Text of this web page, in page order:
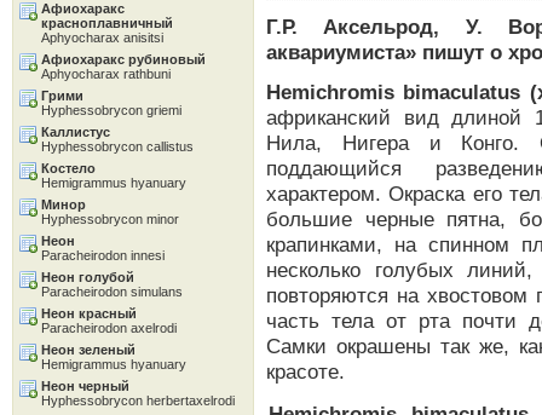
Г.Р. Аксельрод, У.
аквариумиста» пишут о
Hemichromis bimaculatus
африканский вид длиной
Нила, Нигера и Конго.
поддающийся
характером. Окраска его
большие черные пятна,
крапинками, на спинном
несколько голубых
повторяются на
часть тела от рта почти
Самки окрашены так же,
красоте.
Афиохаракс
красноплавничный
Aphyocharax anisitsi
Афиохаракс рубиновый
Aphyocharax rathbuni
Грими
Hyphessobrycon griemi
Каллистус
Hyphessobrycon callistus
Костело
Hemigrammus hyanuary
Минор
Hyphessobrycon minor
Неон
Paracheirodon innesi
Неон голубой
Paracheirodon simulans
Неон красный
Paracheirodon axelrodi
Неон зеленый
Hemigrammus hyanuary
Неон черный
Hyphessobrycon herbertaxelrodi